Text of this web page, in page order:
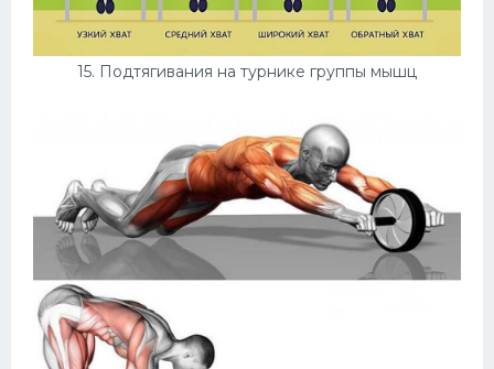
15. Подтягивания на турнике группы мышц